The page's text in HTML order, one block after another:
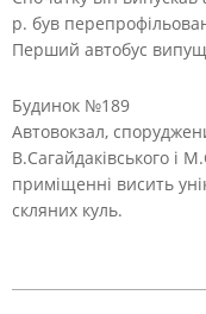
р. був
Перший автобус
Будинок №189
Автовокзал,
В.Сагайдаківського і
приміщенні висить
скляних куль.